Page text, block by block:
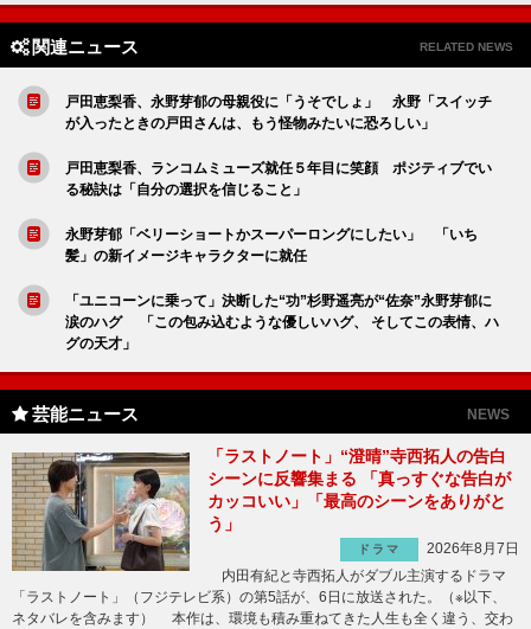
関連ニュース RELATED NEWS
戸田恵梨香、永野芽郁の母親役に「うそでしょ」 永野「スイッチ
が入ったときの戸田さんは、もう怪物みたいに恐ろしい」
戸田恵梨香、ランコムミューズ就任５年目に笑顔 ポジティブでい
る秘訣は「自分の選択を信じること」
永野芽郁「ベリーショートかスーパーロングにしたい」 「いち
髪」の新イメージキャラクターに就任
「ユニコーンに乗って」決断した“功”杉野遥亮が“佐奈”永野芽郁に
涙のハグ 「この包み込むような優しいハグ、 そしてこの表情、ハ
グの天才」
芸能ニュース NEWS
「ラストノート」“澄晴”寺西拓人の告白
シーンに反響集まる 「真っすぐな告白が
カッコいい」「最高のシーンをありがと
う」
ドラマ
2026年8月7日
内田有紀と寺西拓人がダブル主演するドラマ
「ラストノート」（フジテレビ系）の第5話が、6日に放送された。（※以下、
ネタバレを含みます） 本作は、環境も積み重ねてきた人生も全く違う、交わ